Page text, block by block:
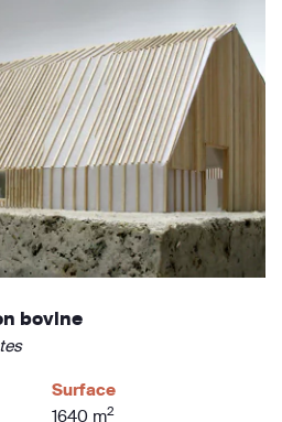
bovine
Surface
1640 m2